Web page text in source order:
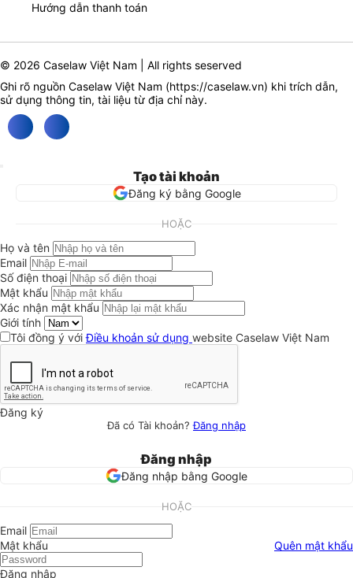
Hướng dẫn thanh toán
© 2026 Caselaw Việt Nam | All rights seserved
Ghi rõ nguồn Caselaw Việt Nam (https://caselaw.vn) khi trích dẫn,
sử dụng thông tin, tài liệu từ địa chỉ này.
Tạo tài khoản
Đăng ký bằng Google
HOẶC
Họ và tên
Email
Số điện thoại
Mật khẩu
Xác nhận mật khẩu
Giới tính
Tôi đồng ý vớiĐiều khoản sử dụng website Caselaw Việt Nam
Đăng ký
Đã có Tài khoản?Đăng nhập
Đăng nhập
Đăng nhập bằng Google
HOẶC
Email
Mật khẩu
Quên mật khẩu
Đăng nhập